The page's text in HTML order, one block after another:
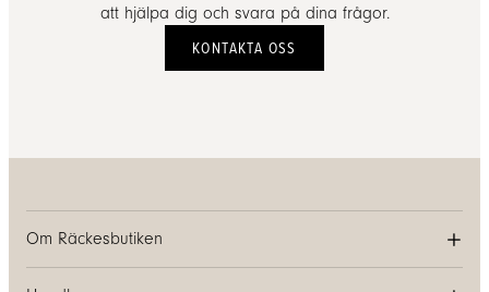
att hjälpa dig och svara på dina frågor.
KONTAKTA OSS
Om Räckesbutiken